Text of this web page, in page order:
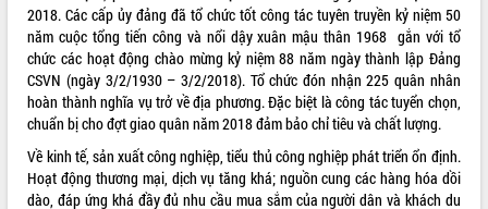
VIDEO
Không có file video nào để phát.
2018. Các cấp ủy đảng đã tổ chức tốt công tác tuyên truyền kỷ niệm 50
năm cuộc tổng tiến công và nổi dậy xuân mậu thân 1968 gắn với tổ
chức các hoạt động chào mừng kỷ niệm 88 năm ngày thành lập Đảng
CSVN (ngày 3/2/1930 – 3/2/2018). Tổ chức đón nhận 225 quân nhân
hoàn thành nghĩa vụ trở về địa phương. Đặc biệt là công tác tuyển chọn,
chuẩn bị cho đợt giao quân năm 2018 đảm bảo chỉ tiêu và chất lượng.
Về kinh tế, sản xuất công nghiệp, tiểu thủ công nghiệp phát triển ổn định.
Hoạt động thương mại, dịch vụ tăng khá; nguồn cung các hàng hóa dồi
dào, đáp ứng khá đầy đủ nhu cầu mua sắm của người dân và khách du